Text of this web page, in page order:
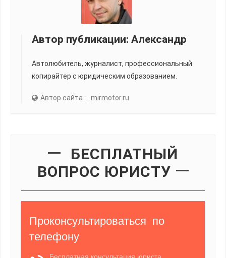
Автор публикации: Александр
Автолюбитель, журналист, профессиональный
копирайтер с юридическим образованием.
Автор сайта : mirmotor.ru
БЕСПЛАТНЫЙ
ВОПРОС ЮРИСТУ